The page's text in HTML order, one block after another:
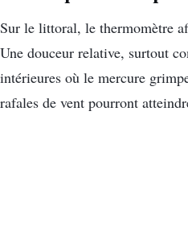
Sur le littoral, le thermomètre
Une douceur relative, surtout
intérieures où le mercure
rafales de vent pourront